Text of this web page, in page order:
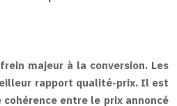
majeur à la conversion. Les
rapport qualité-prix. Il est
entre le prix annoncé